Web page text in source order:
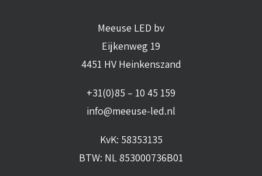
Meeuse LED bv
Eijkenweg 19
4451 HV Heinkenszand
+31(0)85 – 10 45 159
info@meeuse-led.nl
KvK: 58353135
BTW: NL 853000736B01